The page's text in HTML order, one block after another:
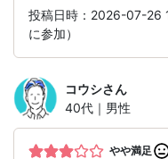
投稿日時：2026-07-26
に参加）
コウシさん
40代｜男性
やや満足